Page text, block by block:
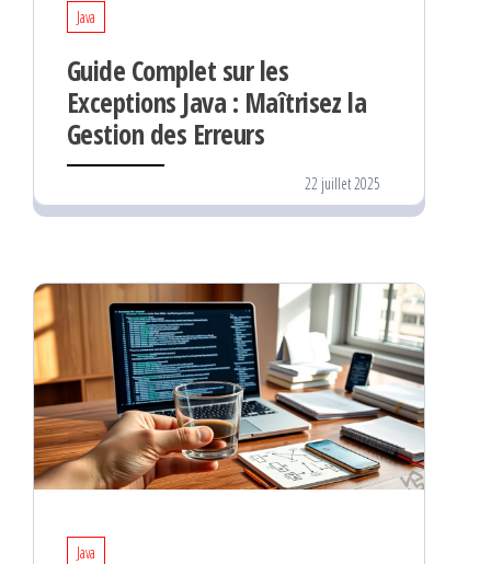
Java
Guide Complet sur les
Exceptions Java : Maîtrisez la
Gestion des Erreurs
22 juillet 2025
Java